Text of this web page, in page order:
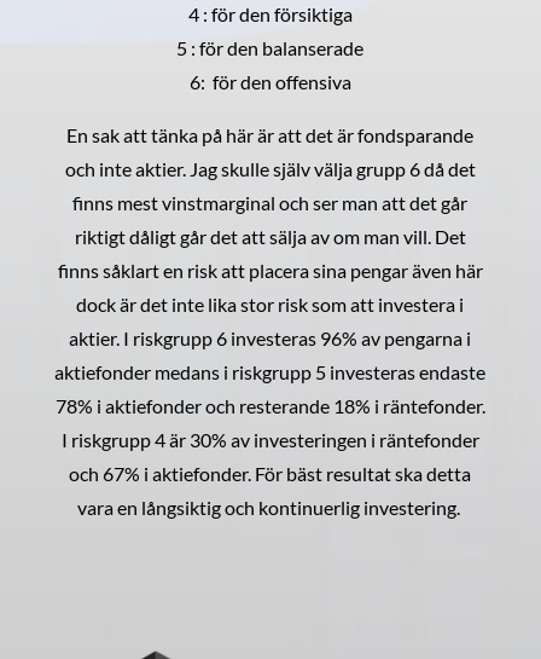
4 : för den försiktiga
5 : för den balanserade
6: för den offensiva
En sak att tänka på här är att det är fondsparande
och inte aktier. Jag skulle själv välja grupp 6 då det
finns mest vinstmarginal och ser man att det går
riktigt dåligt går det att sälja av om man vill. Det
finns såklart en risk att placera sina pengar även här
dock är det inte lika stor risk som att investera i
aktier. I riskgrupp 6 investeras 96% av pengarna i
aktiefonder medans i riskgrupp 5 investeras endaste
78% i aktiefonder och resterande 18% i räntefonder.
I riskgrupp 4 är 30% av investeringen i räntefonder
och 67% i aktiefonder. För bäst resultat ska detta
vara en långsiktig och kontinuerlig investering.